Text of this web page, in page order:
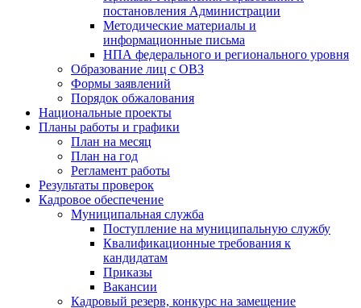
постановления Администрации
Методические материалы и
информационные письма
НПА федерального и регионального уровня
Образование лиц с ОВЗ
Формы заявлений
Порядок обжалования
Национальные проекты
Планы работы и графики
План на месяц
План на год
Регламент работы
Результаты проверок
Кадровое обеспечение
Муниципальная служба
Поступление на муниципальную службу
Квалификационные требования к
кандидатам
Приказы
Вакансии
Кадровый резерв, конкурс на замещение